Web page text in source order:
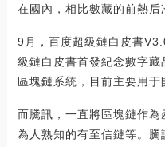
在國內，相比數藏的前熱后
9月，百度超級鏈白皮書
級鏈白皮書首發紀念數字
區塊鏈系統，目前主要用于
而騰訊，一直將區塊鏈作為
為人熟知的有至信鏈等。